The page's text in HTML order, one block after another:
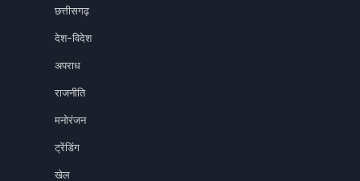
छत्तीसगढ़
देश-विदेश
अपराध
राजनीति
मनोरंजन
ट्रेंडिंग
खेल